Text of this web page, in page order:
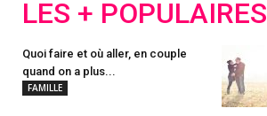
LES + POPULAIRES
Quoi faire et où aller, en couple
quand on a plus...
FAMILLE